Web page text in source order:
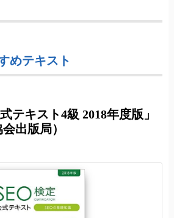
めテキスト
テキスト4級 2018年度版」
出版局）